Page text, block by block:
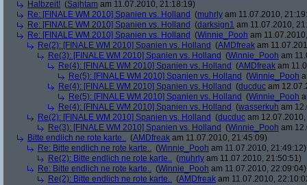
Halbzeit! (Sajhtam am 11.07.2010, 21:18:19)
Re: [FINALE WM 2010] Spanien vs. Holland (muhrly am 11.07.2010,
Re: [FINALE WM 2010] Spanien vs. Holland (darksign1 am 11.07.2010,
Re: [FINALE WM 2010] Spanien vs. Holland (Winnie_Pooh am
Re(2): [FINALE WM 2010] Spanien vs. Holland (AMDfreak am
Re(3): [FINALE WM 2010] Spanien vs. Holland (Winnie_Pooh am
Re(4): [FINALE WM 2010] Spanien vs. Holland (AMDfreak am
Re(5): [FINALE WM 2010] Spanien vs. Holland (Winnie_Pooh
Re(4): [FINALE WM 2010] Spanien vs. Holland (ducduc am
Re(5): [FINALE WM 2010] Spanien vs. Holland (Winnie_Pooh
Re(4): [FINALE WM 2010] Spanien vs. Holland (wasserkuh am
Re(2): [FINALE WM 2010] Spanien vs. Holland (ducduc am
Re(3): [FINALE WM 2010] Spanien vs. Holland (Winnie_Pooh am
Bitte endlich ne rote karte.. (AMDfreak am 11.07.2010, 21:45:09)
Re: Bitte endlich ne rote karte.. (Winnie_Pooh am 11.07.2010, 21:49:12)
Re(2): Bitte endlich ne rote karte.. (muhrly am 11.07.2010, 21:50:51)
Re: Bitte endlich ne rote karte.. (Winnie_Pooh am 11.07.2010, 22:09:04)
Re(2): Bitte endlich ne rote karte.. (AMDfreak am 11.07.2010,